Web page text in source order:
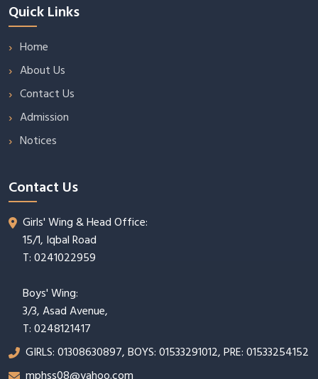
Quick Links
Home
About Us
Contact Us
Admission
Notices
Contact Us
Girls' Wing & Head Office:
15/1, Iqbal Road
T: 0241022959
Boys' Wing:
3/3, Asad Avenue,
T: 0248121417
GIRLS: 01308630897, BOYS: 01533291012, PRE: 01533254152